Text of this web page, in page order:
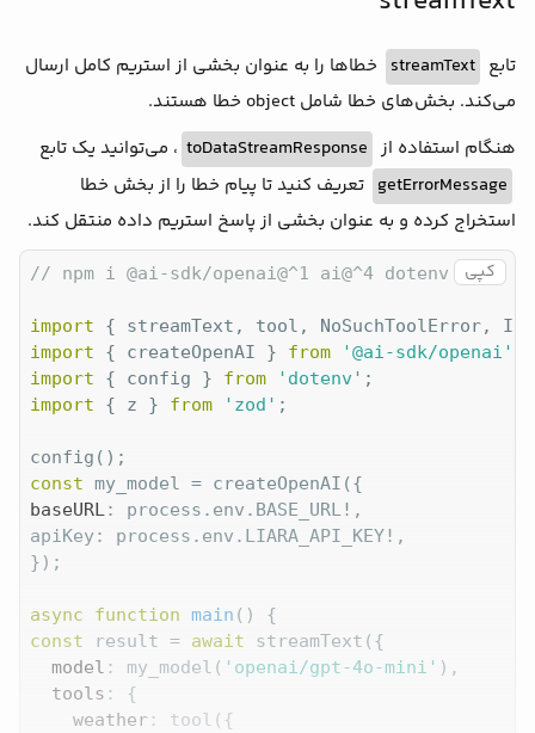
      },
prompt: 'What is the weather in Tehran?',
if (NoSuchToolError.isInstance(error)) {
// handle the no such tool error
}
else if
} else if
// handle the tool execution error
} else {
// handle other errors
}
تابع streamText خطاها را به عنوان بخشی از استریم کامل ارسال
می‌کند. بخش‌های خطا شامل object خطا هستند.
هنگام استفاده از toDataStreamResponse ، می‌توانید یک تابع
getErrorMessage تعریف کنید تا پیام خطا را از بخش خطا
استخراج کرده و به عنوان بخشی از پاسخ استریم داده منتقل کند.
کپی
// npm i @ai-sdk/openai@^1 ai@^4 dotenv zod
import { streamText, tool, NoSuchToolError,
import { createOpenAI } from '@ai-sdk/openai'
import { config } from 'dotenv'
import { z } from 'zod' ;
const
baseURL : process.env.BASE_URL!,
apiKey: process.env.LIARA_API_KEY!,
});
async function main ( )
const result = await streamText({
model : my_model( 'openai/gpt-4o-mini' ),
tools : {
weather: tool({